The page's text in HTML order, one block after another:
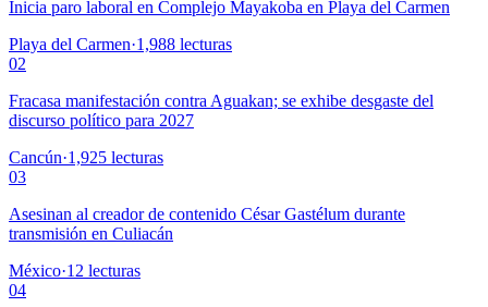
Inicia paro laboral en Complejo Mayakoba en Playa del Carmen
Playa del Carmen·1,988 lecturas
02
Fracasa manifestación contra Aguakan; se exhibe desgaste del
discurso político para 2027
Cancún·1,925 lecturas
03
Asesinan al creador de contenido César Gastélum durante
transmisión en Culiacán
México·12 lecturas
04